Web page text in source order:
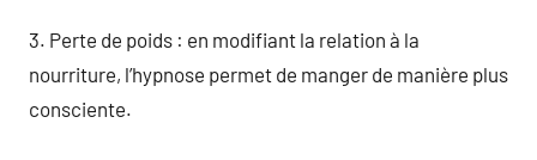
3. Perte de poids : en modifiant la relation à la
nourriture, l’hypnose permet de manger de manière plus
consciente.